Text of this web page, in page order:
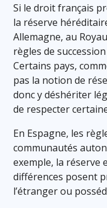
Si le droit français
la réserve
Allemagne, au
règles de
Certains pays,
pas la notion de
donc y déshériter
de respecter
En Espagne, les
communautés
exemple, la réserve
différences posent
l’étranger ou